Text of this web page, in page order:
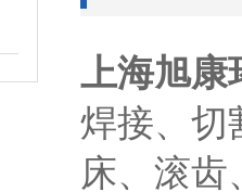
上海旭康
焊接、切
床、滚